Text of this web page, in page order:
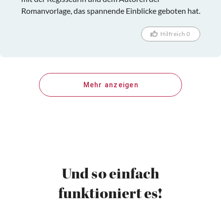
Romanvorlage, das spannende Einblicke geboten hat.
Hilfreich 0
Mehr anzeigen
Und so einfach
funktioniert es!